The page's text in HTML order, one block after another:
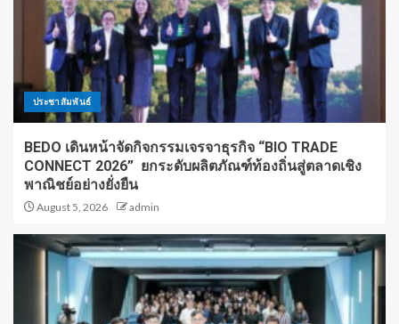
ประชาสัมพันธ์
BEDO เดินหน้าจัดกิจกรรมเจรจาธุรกิจ “BIO TRADE
CONNECT 2026” ยกระดับผลิตภัณฑ์ท้องถิ่นสู่ตลาดเชิง
พาณิชย์อย่างยั่งยืน
August 5, 2026 admin